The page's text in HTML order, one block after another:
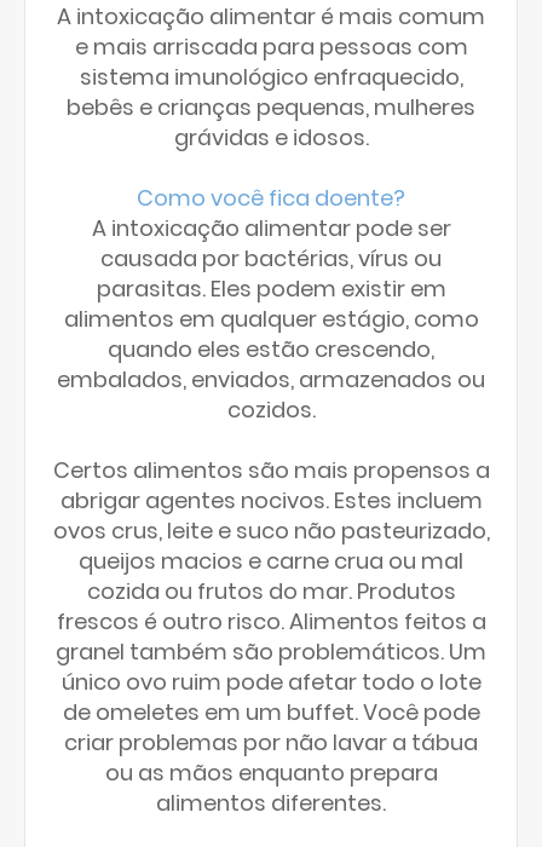
A intoxicação alimentar é mais comum
e mais arriscada para pessoas com
sistema imunológico enfraquecido,
bebês e crianças pequenas, mulheres
grávidas e idosos.
Como você fica doente?
A intoxicação alimentar pode ser
causada por bactérias, vírus ou
parasitas. Eles podem existir em
alimentos em qualquer estágio, como
quando eles estão crescendo,
embalados, enviados, armazenados ou
cozidos.
Certos alimentos são mais propensos a
abrigar agentes nocivos. Estes incluem
ovos crus, leite e suco não pasteurizado,
queijos macios e carne crua ou mal
cozida ou frutos do mar. Produtos
frescos é outro risco. Alimentos feitos a
granel também são problemáticos. Um
único ovo ruim pode afetar todo o lote
de omeletes em um buffet. Você pode
criar problemas por não lavar a tábua
ou as mãos enquanto prepara
alimentos diferentes.